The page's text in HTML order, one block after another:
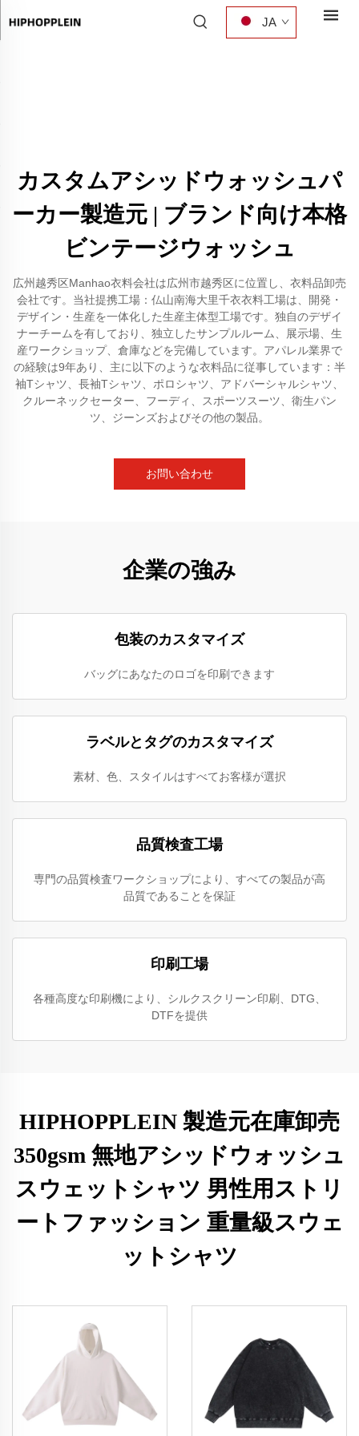
JA
カスタムアシッドウォッシュパ
ーカー製造元 | ブランド向け本格
ビンテージウォッシュ
広州越秀区Manhao衣料会社は広州市越秀区に位置し、衣料品卸売
会社です。当社提携工場：仏山南海大里千衣衣料工場は、開発・
デザイン・生産を一体化した生産主体型工場です。独自のデザイ
ナーチームを有しており、独立したサンプルルーム、展示場、生
産ワークショップ、倉庫などを完備しています。アパレル業界で
の経験は9年あり、主に以下のような衣料品に従事しています：半
袖Tシャツ、長袖Tシャツ、ポロシャツ、アドバーシャルシャツ、
クルーネックセーター、フーディ、スポーツスーツ、衛生パン
ツ、ジーンズおよびその他の製品。
お問い合わせ
企業の強み
包装のカスタマイズ
バッグにあなたのロゴを印刷できます
ラベルとタグのカスタマイズ
素材、色、スタイルはすべてお客様が選択
品質検査工場
専門の品質検査ワークショップにより、すべての製品が高
品質であることを保証
印刷工場
各種高度な印刷機により、シルクスクリーン印刷、DTG、
DTFを提供
HIPHOPPLEIN 製造元在庫卸売
350gsm 無地アシッドウォッシュ
スウェットシャツ 男性用ストリ
ートファッション 重量級スウェ
ットシャツ